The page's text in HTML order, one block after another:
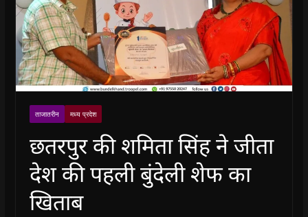
ताजातरीन मध्य प्रदेश
छतरपुर की शमिता सिंह ने जीता
देश की पहली बुंदेली शेफ का
खिताब